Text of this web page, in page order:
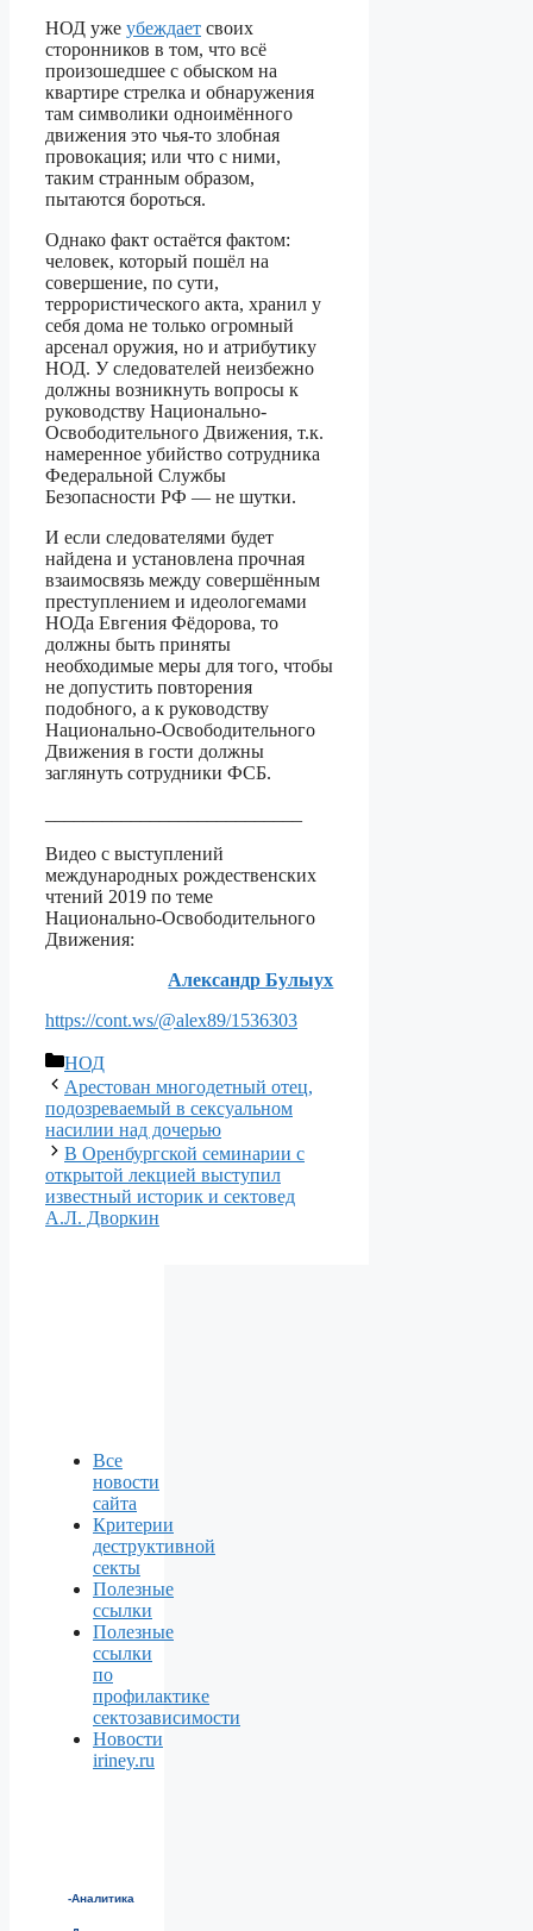
НОД уже убеждает своих
сторонников в том, что всё
произошедшее с обыском на
квартире стрелка и обнаружения
там символики одноимённого
движения это чья-то злобная
провокация; или что с ними,
таким странным образом,
пытаются бороться.
Однако факт остаётся фактом:
человек, который пошёл на
совершение, по сути,
террористического акта, хранил у
себя дома не только огромный
арсенал оружия, но и атрибутику
НОД. У следователей неизбежно
должны возникнуть вопросы к
руководству Национально-
Освободительного Движения, т.к.
намеренное убийство сотрудника
Федеральной Службы
Безопасности РФ — не шутки.
И если следователями будет
найдена и установлена прочная
взаимосвязь между совершённым
преступлением и идеологемами
НОДа Евгения Фёдорова, то
должны быть приняты
необходимые меры для того, чтобы
не допустить повторения
подобного, а к руководству
Национально-Освободительного
Движения в гости должны
заглянуть сотрудники ФСБ.
Видео с выступлений
международных рождественских
чтений 2019 по теме
Национально-Освободительного
Движения:
Александр Булыух
https://cont.ws/@alex89/1536303
Рубрики
НОД
Арестован многодетный отец,
подозреваемый в сексуальном
насилии над дочерью
В Оренбургской семинарии с
открытой лекцией выступил
известный историк и сектовед
А.Л. Дворкин
Все
новости
сайта
Критерии
деструктивной
секты
Полезные
ссылки
Полезные
ссылки
по
профилактике
сектозависимости
Новости
iriney.ru
-Аналитика